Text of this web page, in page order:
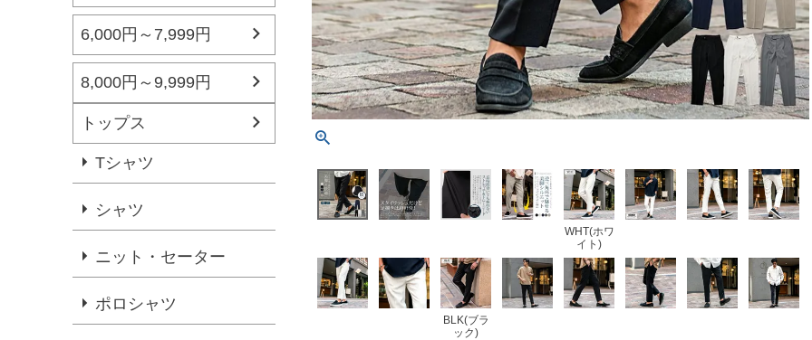
6,000円～7,999円
8,000円～9,999円
トップス
Tシャツ
シャツ
ニット・セーター
ポロシャツ
WHT(ホワ
イト)
BLK(ブラ
ック)